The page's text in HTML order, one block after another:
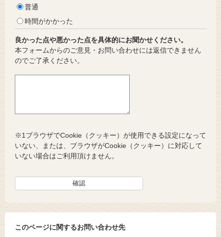
普通
時間がかかった
良かった点や悪かった点を具体的にお聞かせください。
本フォームからのご意見・お問い合わせには返信できません
のでご了承ください。
※1ブラウザでCookie（クッキー）が使用できる設定になって
いない、または、ブラウザがCookie（クッキー）に対応して
いない場合はご利用頂けません。
このページに関するお問い合わせ先